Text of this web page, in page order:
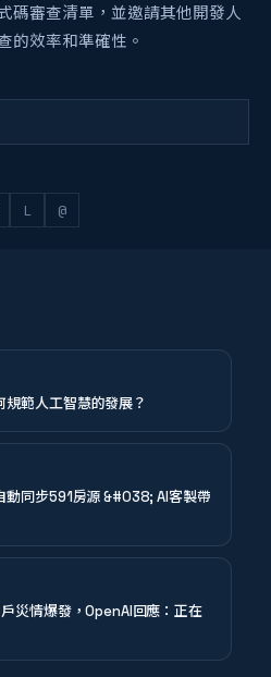
碼審查清單，並邀請其他開發人
的效率和準確性。
L @
範人工智慧的發展？
動同步591房源 &#038; AI客製帶
災情爆發，OpenAI回應：正在